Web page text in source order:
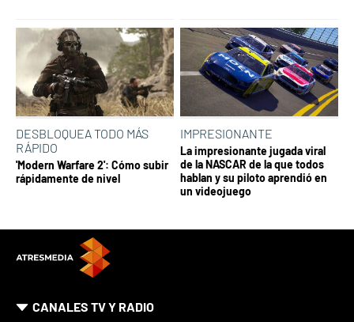
DESBLOQUEA TODO MÁS
RÁPIDO
'Modern Warfare 2': Cómo subir
rápidamente de nivel
IMPRESIONANTE
La impresionante jugada viral
de la NASCAR de la que todos
hablan y su piloto aprendió en
un videojuego
CANALES TV Y RADIO